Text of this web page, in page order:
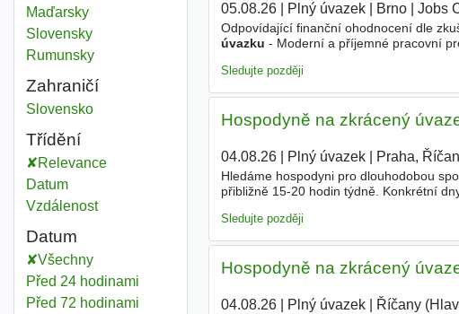
Maďarsky
Slovensky
Rumunsky
Zahraničí
Místo částečný úvazek
Slovensko
Třídění
Relevance
Datum
Vzdálenost
Datum
Všechny
Před 24 hodinami
Před 72 hodinami
05.08.26| Plný úvazek| Brno| Jobs
Odpovídající finanční ohodnocení dle
úvazku - Moderní a příjemné pracovní
Sledujte později
Hospodyně na zkrácený
04.08.26| Plný úvazek| Praha,
Hledáme hospodyni pro dlouhodobou
přibližně 15-20 hodin týdně. Konkrétní
Sledujte později
Hospodyně na zkrácený
04.08.26| Plný úvazek| Říčany